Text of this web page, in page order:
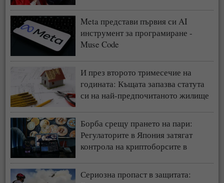
Meta представи първия си AI
инструмент за програмиране -
Muse Code
И през второто тримесечие на
годината: Къщата запазва статута
си на най-предпочитаното жилище
Борба срещу прането на пари:
Регулаторите в Япония затягат
контрола на криптоборсите в
Сериозна пропаст в защитата: